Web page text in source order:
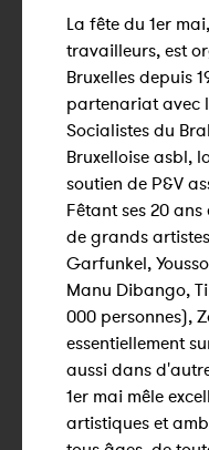
La fête du 1er
travailleurs, est
Bruxelles depuis
partenariat avec
Socialistes du
Bruxelloise asbl,
soutien de P&V
Fêtant ses 20
de grands
Garfunkel,
Manu Dibango,
000 personnes),
essentiellement
aussi dans
1er mai mêle
artistiques et